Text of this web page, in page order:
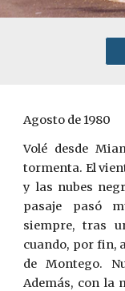
Agosto de 1980
Volé desde
tormenta. El
y las nubes
pasaje pasó
siempre, tras
cuando, por fin,
de Montego.
Además, con la